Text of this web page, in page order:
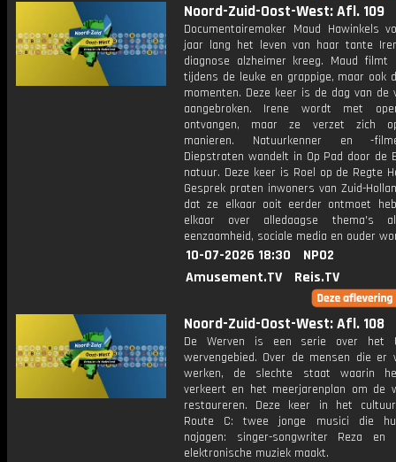
Noord-Zuid-Oost-West: Afl. 109
Documentairemaker Maud Hawinkels
jaar lang het leven van haar tante
diagnose alzheimer kreeg. Maud filmt
tijdens de leuke en grappige, maar ook
momenten. Deze keer is de dag van de
aangebroken. Irene wordt met
ontvangen, maar ze verzet zich
manieren. Natuurkenner en -
Diepstraten wandelt in Op Pad door de
natuur. Deze keer is Roel op de Regte
Gesprek praten inwoners van Zuid-
dat ze elkaar ooit eerder ontmoet
elkaar over alledaagse thema's
eenzaamheid, sociale media en ouder
10-07-2026 18:30
NPO2
Amusement.TV
Reis.TV
Noord-Zuid-Oost-West: Afl. 108
De Werven is een serie over het
wervengebied. Over de mensen die er
werken, de slechte staat waarin
verkeert en het meerjarenplan om de
restaureren. Deze keer in het
Route C: twee jonge musici die
najagen: singer-songwriter Reza en
elektronische muziek maakt.